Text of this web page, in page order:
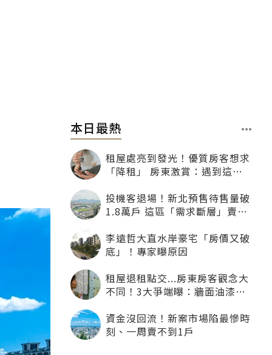
本日最熱
租屋處亮到發光！優質房客想求
「降租」 房東激賞：遇到這種
投機客退場！新北預售待售量破
1.8萬戶 這區「需求斷層」賣壓
李遠哲大直水岸豪宅「房價又破
底」！專家曝原因
租屋退租點交...房東房客觀念大
不同！3大爭端曝：牆面油漆、
資金沒回流！新案市場陷最慘時
刻、一周賣不到1戶